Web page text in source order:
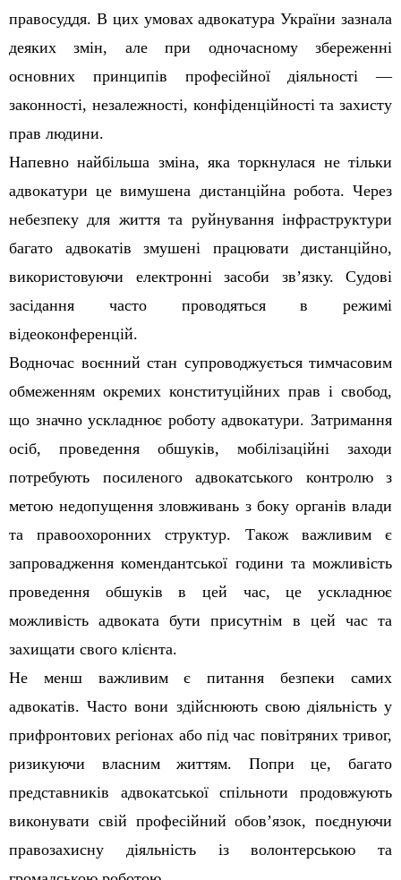
правосуддя. В цих умовах адвокатура України зазнала
деяких змін, але при одночасному збереженні
основних принципів професійної діяльності —
законності, незалежності, конфіденційності та захисту
прав людини.
Напевно найбільша зміна, яка торкнулася не тільки
адвокатури це вимушена дистанційна робота. Через
небезпеку для життя та руйнування інфраструктури
багато адвокатів змушені працювати дистанційно,
використовуючи електронні засоби зв’язку. Судові
засідання часто проводяться в режимі
відеоконференцій.
Водночас воєнний стан супроводжується тимчасовим
обмеженням окремих конституційних прав і свобод,
що значно ускладнює роботу адвокатури. Затримання
осіб, проведення обшуків, мобілізаційні заходи
потребують посиленого адвокатського контролю з
метою недопущення зловживань з боку органів влади
та правоохоронних структур. Також важливим є
запровадження комендантської години та можливість
проведення обшуків в цей час, це ускладнює
можливість адвоката бути присутнім в цей час та
захищати свого клієнта.
Не менш важливим є питання безпеки самих
адвокатів. Часто вони здійснюють свою діяльність у
прифронтових регіонах або під час повітряних тривог,
ризикуючи власним життям. Попри це, багато
представників адвокатської спільноти продовжують
виконувати свій професійний обов’язок, поєднуючи
правозахисну діяльність із волонтерською та